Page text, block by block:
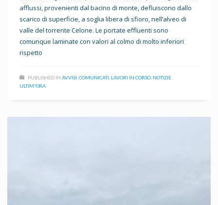
afflussi, provenienti dal bacino di monte, defluiscono dallo
scarico di superficie, a soglia libera di sfioro, nell’alveo di
valle del torrente Celone. Le portate effluenti sono
comunque laminate con valori al colmo di molto inferiori
rispetto
PUBLISHED IN AVVISI COMUNICATI LAVORI IN CORSO NOTIZIE
ULTIM'ORA